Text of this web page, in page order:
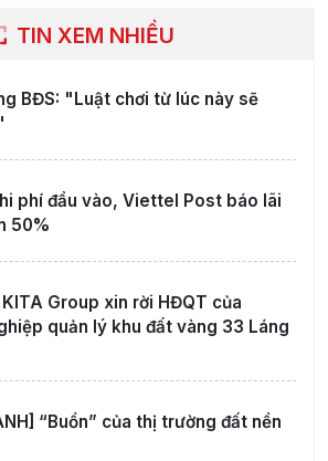
TIN XEM NHIỀU
BĐS: "Luật chơi từ lúc này sẽ
phí đầu vào, Viettel Post báo lãi
50%
Group xin rời HĐQT của
quản lý khu đất vàng 33 Láng
“Buồn” của thị trường đất nền